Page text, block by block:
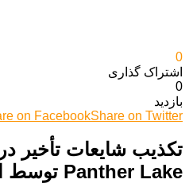
0
اشتراک گذاری‌
0
بازدید
on FacebookShare on Twitter
تکذیب شایعات تأخیر
Panther Lake توسط اینتل